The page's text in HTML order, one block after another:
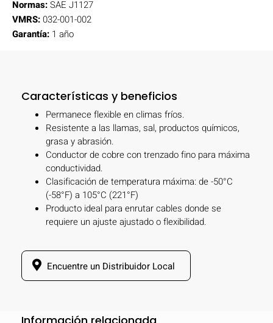
Normas:SAE J1127
VMRS:032-001-002
Garantía: 1 año
Características y beneficios
Permanece flexible en climas fríos.
Resistente a las llamas, sal, productos químicos,
grasa y abrasión.
Conductor de cobre con trenzado fino para máxima
conductividad.
Clasificación de temperatura máxima: de -50°C
(-58°F) a 105°C (221°F)
Producto ideal para enrutar cables donde se
requiere un ajuste ajustado o flexibilidad.
Encuentre un Distribuidor Local